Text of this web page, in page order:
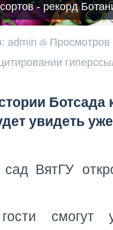
- рекорд
admin
Просмотров
Ботсада
увидеть
сад ВятГУ
смогут